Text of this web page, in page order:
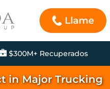
Llame
$300M+ Recuperados
in Major Trucking